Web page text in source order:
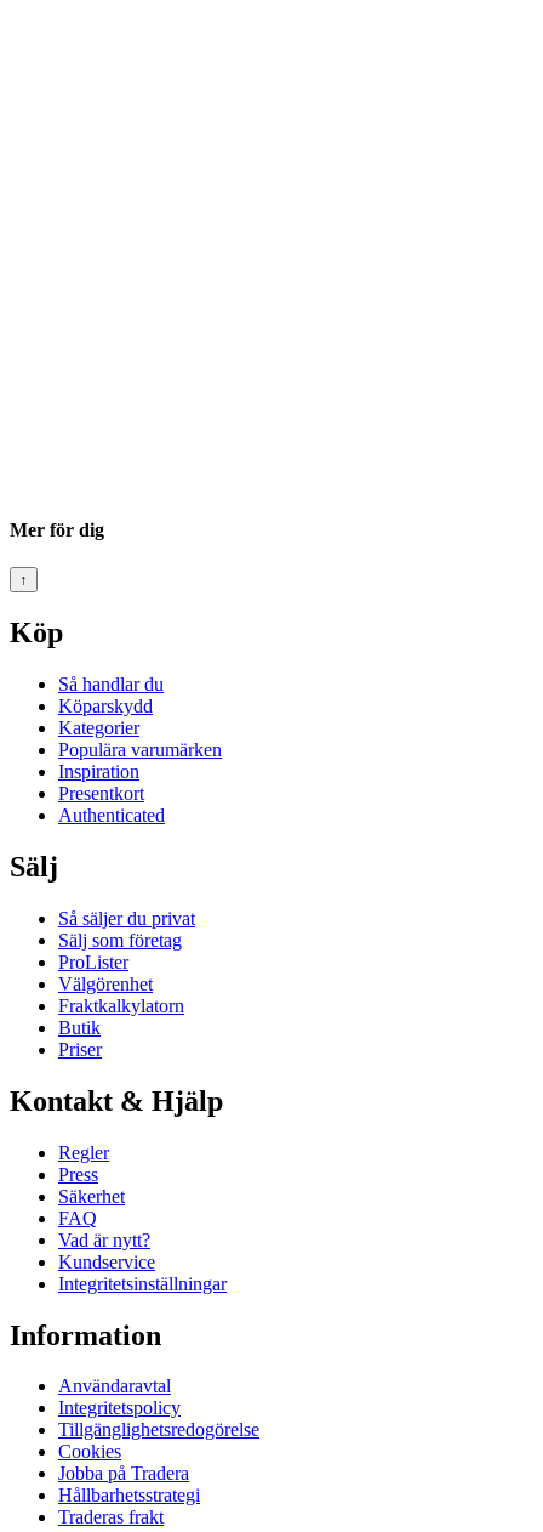
Mer för dig
↑
Köp
Så handlar du
Köparskydd
Kategorier
Populära varumärken
Inspiration
Presentkort
Authenticated
Sälj
Så säljer du privat
Sälj som företag
ProLister
Välgörenhet
Fraktkalkylatorn
Butik
Priser
Kontakt & Hjälp
Regler
Press
Säkerhet
FAQ
Vad är nytt?
Kundservice
Integritetsinställningar
Information
Användaravtal
Integritetspolicy
Tillgänglighetsredogörelse
Cookies
Jobba på Tradera
Hållbarhetsstrategi
Traderas frakt